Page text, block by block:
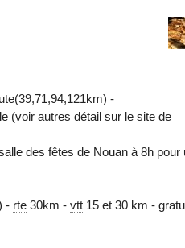
-
(voir autres détail sur le site de
des fêtes de Nouan à 8h pour
- rte 30km -vtt 15 et 30 km -